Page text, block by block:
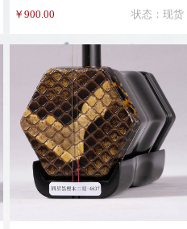
￥900.00 状态：现货